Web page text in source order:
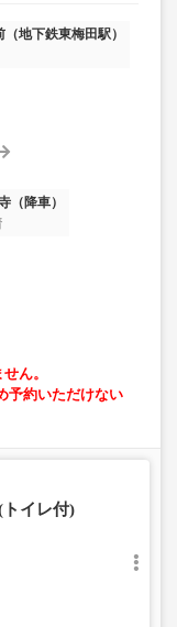
地下鉄東梅田駅）
（降車）
ん。
予約いただけない
イレ付)